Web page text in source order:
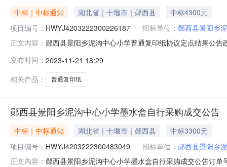
中标｜中标通知 湖北省｜十堰市｜郧西县
中标4300元
项目编号： HWYJ4203222300226187 招标单位： 郧西县景阳乡
正文内容： 郧西县景阳乡泥沟中心小学普通复印纸协议定点结果公
的：序号商品名称品目品牌型号数量商城最低价单价小
发布时间： 2023-11-21 18:29
相关产品：
普通复印纸
郧西县景阳乡泥沟中心小学墨水盒自行采购成交公告
中标｜中标通知 湖北省｜十堰市｜郧西县
中标3300元
项目编号： HWYJ4203222300483049 招标单位： 郧西县景阳乡
正文内容： 郧西县景阳乡泥沟中心小学墨水盒自行采购成交公告订